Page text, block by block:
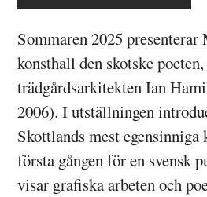
Sommaren 2025 presenterar
konsthall den skotske
trädgårdsarkitekten Ian
2006). I utställningen
Skottlands mest egensinniga
första gången för en svensk
visar grafiska arbeten och